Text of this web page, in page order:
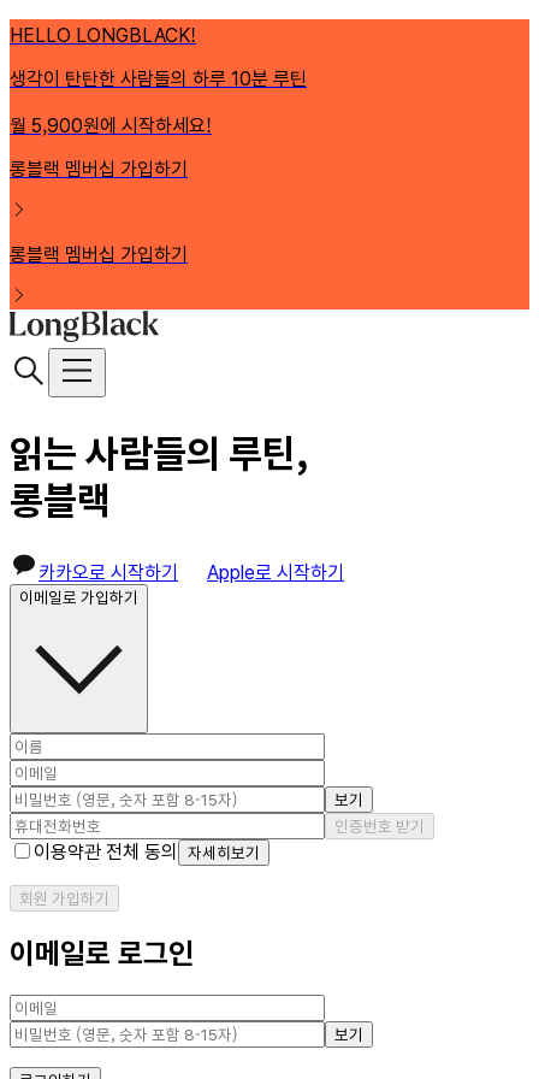
HELLO LONGBLACK!
생각이 탄탄한 사람들의 하루 10분 루틴
월 5,900원에 시작하세요!
롱블랙 멤버십 가입하기
롱블랙 멤버십 가입하기
읽는 사람들의 루틴,
롱블랙
카카오로 시작하기 Apple로 시작하기
이메일로 가입하기
보기
인증번호 받기
이용약관 전체 동의 자세히보기
회원 가입하기
이메일로 로그인
보기